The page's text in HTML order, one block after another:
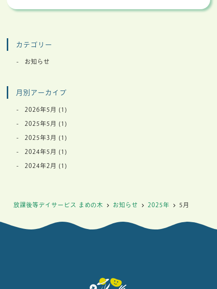
カテゴリー
お知らせ
月別アーカイブ
2026年5月 (1)
2025年5月 (1)
2025年3月 (1)
2024年5月 (1)
2024年2月 (1)
放課後等デイサービス まめの木 お知らせ 2025年 5月